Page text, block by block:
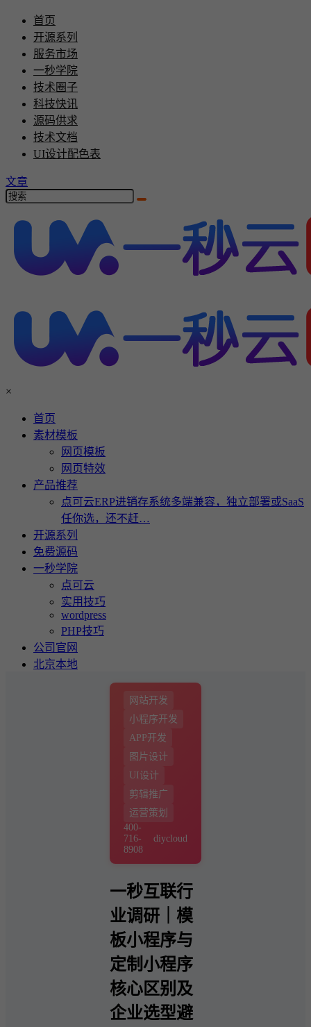
首页
开源系列
服务市场
一秒学院
技术圈子
科技快讯
源码供求
技术文档
UI设计配色表
文章
×
首页
素材模板
网页模板
网页特效
产品推荐
点可云ERP进销存系统多端兼容，独立部署或SaaS
任你选，还不赶…
开源系列
免费源码
一秒学院
点可云
实用技巧
wordpress
PHP技巧
公司官网
北京本地
网站开发
小程序开发
APP开发
图片设计
UI设计
剪辑推广
运营策划
400-
716-
8908
diycloud
一秒互联行
业调研｜模
板小程序与
定制小程序
核心区别及
企业选型避